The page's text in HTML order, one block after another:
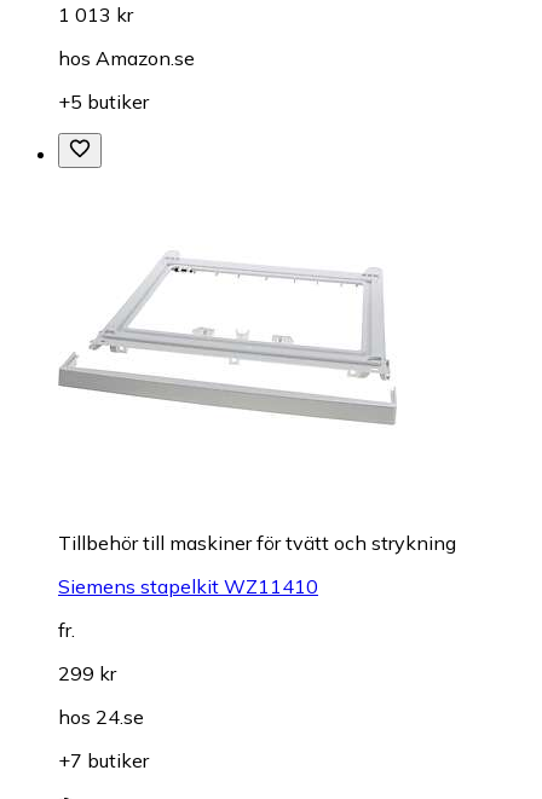
1 013 kr
hos Amazon.se
+5 butiker
Tillbehör till maskiner för tvätt och strykning
Siemens stapelkit WZ11410
fr.
299 kr
hos 24.se
+7 butiker